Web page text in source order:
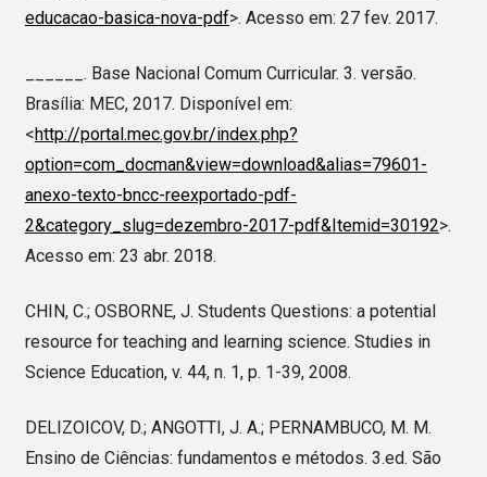
educacao-basica-nova-pdf>. Acesso em: 27 fev. 2017.
______. Base Nacional Comum Curricular. 3. versão.
Brasília: MEC, 2017. Disponível em:
<http://portal.mec.gov.br/index.php?
option=com_docman&view=download&alias=79601-
anexo-texto-bncc-reexportado-pdf-
2&category_slug=dezembro-2017-pdf&Itemid=30192>.
Acesso em: 23 abr. 2018.
CHIN, C.; OSBORNE, J. Students Questions: a potential
resource for teaching and learning science. Studies in
Science Education, v. 44, n. 1, p. 1-39, 2008.
DELIZOICOV, D.; ANGOTTI, J. A.; PERNAMBUCO, M. M.
Ensino de Ciências: fundamentos e métodos. 3.ed. São